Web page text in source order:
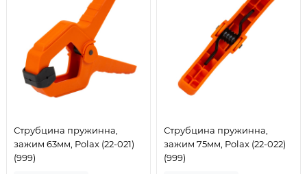
Струбцина пружинна,
зажим 63мм, Polax (22-021)
(999)
Струбцина пружинна,
зажим 75мм, Polax (22-022)
(999)